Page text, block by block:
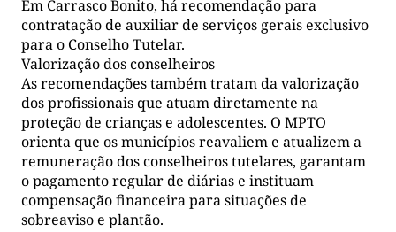
Em Carrasco Bonito, há recomendação para
contratação de auxiliar de serviços gerais exclusivo
para o Conselho Tutelar.
Valorização dos conselheiros
As recomendações também tratam da valorização
dos profissionais que atuam diretamente na
proteção de crianças e adolescentes. O MPTO
orienta que os municípios reavaliem e atualizem a
remuneração dos conselheiros tutelares, garantam
o pagamento regular de diárias e instituam
compensação financeira para situações de
sobreaviso e plantão.